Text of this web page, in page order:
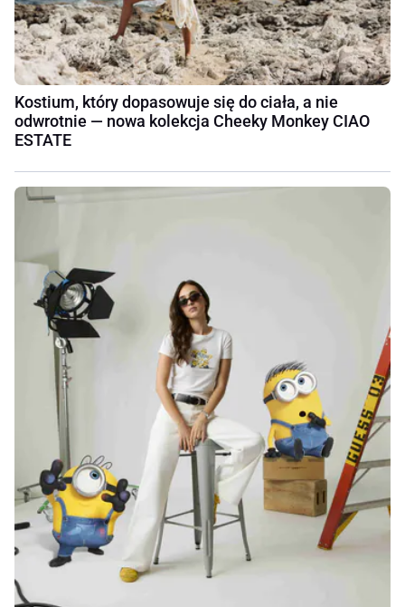
Kostium, który dopasowuje się do ciała, a nie
odwrotnie — nowa kolekcja Cheeky Monkey CIAO
ESTATE